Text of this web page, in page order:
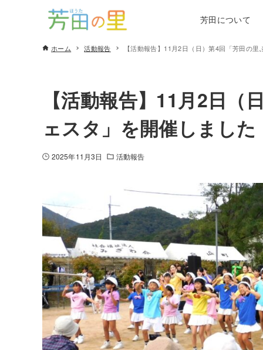
芳田について
ホーム 活動報告 【活動報告】11月2日（日）第4回「芳田の
【活動報告】11月2日
ェスタ」を開催しました
2025年11月3日 活動報告